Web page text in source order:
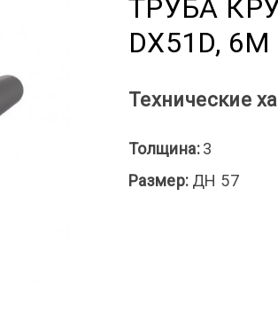
ТРУБА
DX51D, 6М
Технические
Толщина:3
Размер: ДН 57